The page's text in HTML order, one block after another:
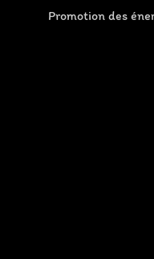
Promotion des